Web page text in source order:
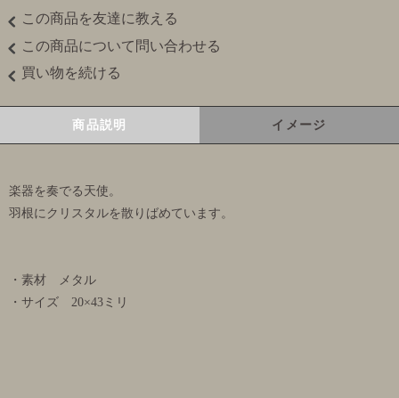
この商品を友達に教える
この商品について問い合わせる
買い物を続ける
商品説明 イメージ
楽器を奏でる天使。
羽根にクリスタルを散りばめています。
・素材 メタル
・サイズ 20×43ミリ